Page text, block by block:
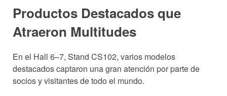
Productos Destacados que
Atraeron Multitudes
En el Hall 6–7, Stand CS102, varios modelos
destacados captaron una gran atención por parte de
socios y visitantes de todo el mundo.